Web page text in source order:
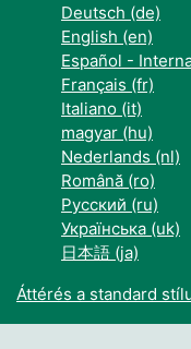
Deutsch ‎(de)‎
English ‎(en)‎
Español -
Français ‎(fr)‎
Italiano ‎(it)‎
magyar ‎(hu)‎
Nederlands ‎(nl)‎
Română ‎(ro)‎
Русский ‎(ru)‎
Українська ‎(uk)‎
日本語 ‎(ja)‎
Áttérés a standard